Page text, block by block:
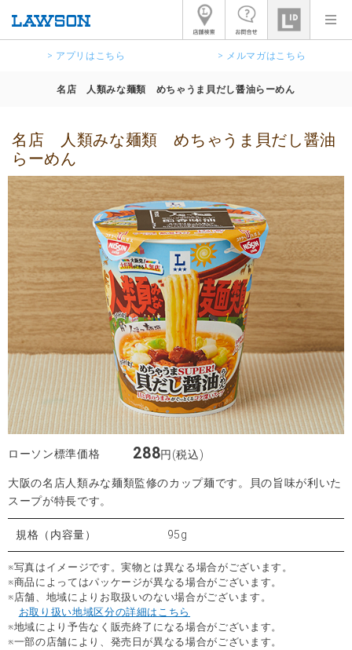
> アプリはこちら > メルマガはこちら
名店 人類みな麺類 めちゃうま貝だし醤油らーめん
名店 人類みな麺類 めちゃうま貝だし醤油
らーめん
ローソン標準価格 288円(税込)
大阪の名店人類みな麺類監修のカップ麺です。貝の旨味が利いた
スープが特長です。
規格（内容量） 95g
※写真はイメージです。実物とは異なる場合がございます。
※商品によってはパッケージが異なる場合がございます。
※店舗、地域によりお取扱いのない場合がございます。
お取り扱い地域区分の詳細はこちら
※地域により予告なく販売終了になる場合がございます。
※一部の店舗により、発売日が異なる場合がございます。